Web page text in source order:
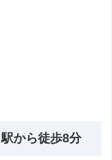
から徒歩8分